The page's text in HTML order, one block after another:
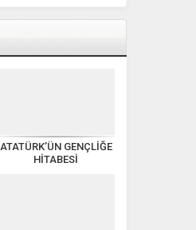
ATATÜRK’ÜN GENÇLİĞE
HİTABESİ